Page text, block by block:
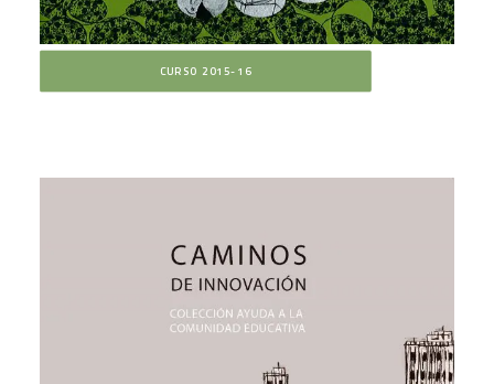
CURSO 2015-16